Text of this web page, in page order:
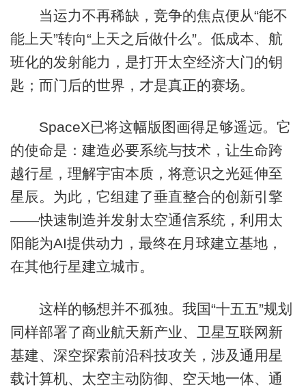
当运力不再稀缺，竞争的焦点便从“能不
能上天”转向“上天之后做什么”。低成本、航
班化的发射能力，是打开太空经济大门的钥
匙；而门后的世界，才是真正的赛场。
SpaceX已将这幅版图画得足够遥远。它
的使命是：建造必要系统与技术，让生命跨
越行星，理解宇宙本质，将意识之光延伸至
星辰。为此，它组建了垂直整合的创新引擎
——快速制造并发射太空通信系统，利用太
阳能为AI提供动力，最终在月球建立基地，
在其他行星建立城市。
这样的畅想并不孤独。我国“十五五”规划
同样部署了商业航天新产业、卫星互联网新
基建、深空探索前沿科技攻关，涉及通用星
载计算机、太空主动防御、空天地一体、通